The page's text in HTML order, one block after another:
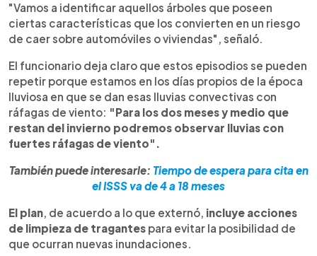
"Vamos a identificar aquellos árboles que poseen
ciertas características que los convierten en un riesgo
de caer sobre automóviles o viviendas", señaló.
El funcionario deja claro que estos episodios se pueden
repetir porque estamos en los días propios de la época
lluviosa en que se dan esas lluvias convectivas con
ráfagas de viento: "Para los dos meses y medio que
restan del invierno podremos observar lluvias con
fuertes ráfagas de viento".
También puede interesarle: Tiempo de espera para cita en
el ISSS va de 4 a 18 meses
El plan, de acuerdo a lo que externó, incluye acciones
de limpieza de tragantes para evitar la posibilidad de
que ocurran nuevas inundaciones.